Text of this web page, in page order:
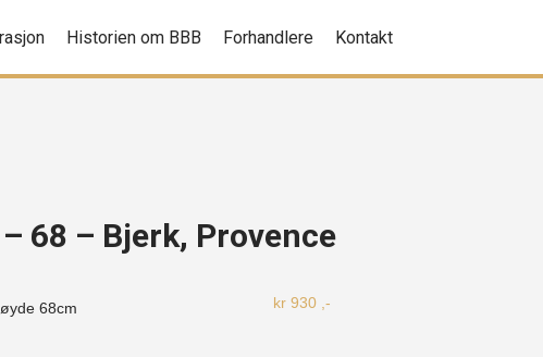
Historien om BBB Forhandlere Kontakt
68 – Bjerk, Provence
68cm kr930 ,-